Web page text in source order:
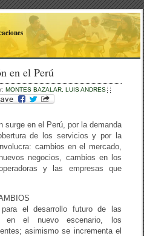
en el Perú
MONTES BAZALAR, LUIS ANDRES
surge en el Perú, por la demanda
de los servicios y por la
cambios en el mercado,
negocios, cambios en los
y las empresas que
el desarrollo futuro de las
en el nuevo escenario, los
asimismo se incrementa el